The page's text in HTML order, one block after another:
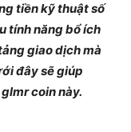
tiền kỹ thuật số
tính năng bổ ích
giao dịch mà
đây sẽ giúp
coin này.